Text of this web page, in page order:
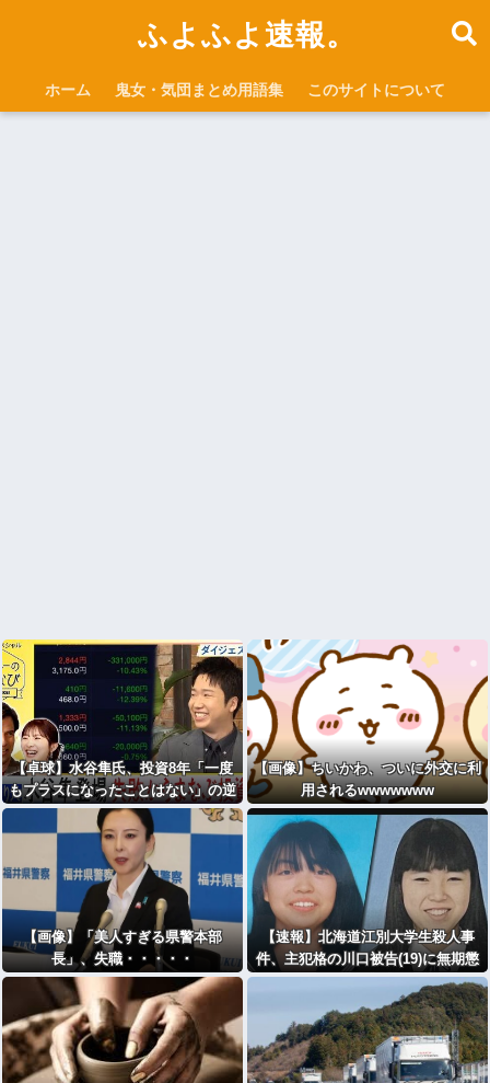
ふよふよ速報。
ホーム 鬼女・気団まとめ用語集 このサイトについて
【卓球】水谷隼氏、投資8年「一度
もプラスになったことはない」の逆
億り人生活 「1日違えば億稼げると
きも何回もあった」
【画像】ちいかわ、ついに外交に利
用されるwwwwwww
【画像】「美人すぎる県警本部
長」、失職・・・・・
【速報】北海道江別大学生殺人事
件、主犯格の川口被告(19)に無期懲
役の判決